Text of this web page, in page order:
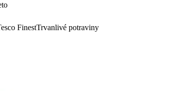
FinestTrvanlivé potraviny